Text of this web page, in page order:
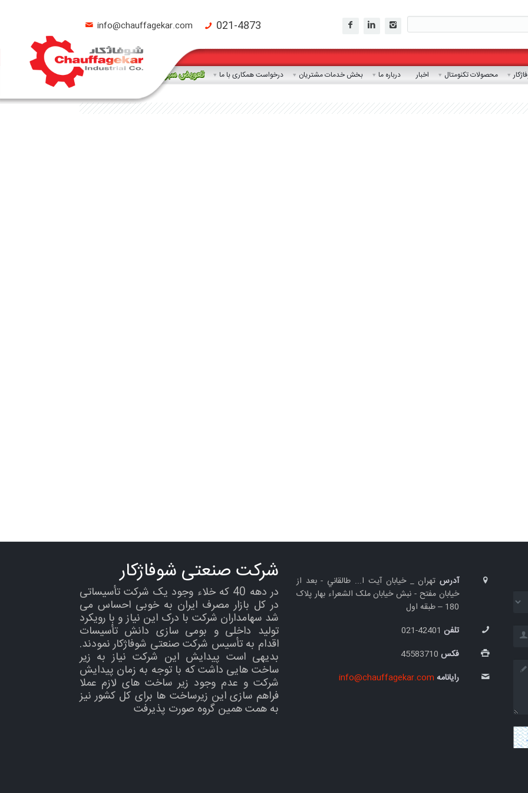
info@chauffagekar.com 021-4873
محصولات تکنومتال اخبار درباره ما بخش خدمات مشتریان درخواست همکاری با ما تعویض سبز
شرکت صنعتی شوفاژکار
در دهه 40 که خلاء وجود یک شرکت تأسیساتی
در کل بازار مصرف ایران به خوبی احساس می
شد سهامداران شرکت با درک این نیاز و با رویکرد
تولید داخلی و بومی سازی دانش تأسیسات
اقدام به تأسیس شرکت صنعتی شوفاژکار نمودند.
بدیهی است پیدایش این شرکت نیاز به زیر
ساخت هایی داشت که با توجه به زمان پیدایش
شرکت و عدم وجود زیر ساخت های لازم عملا
فراهم سازی این زیرساخت ها برای کل کشور نیز
به همت همین گروه صورت پذیرفت
آدرستهران _ خيابان آيت ا... طالقاني - بعد از
خیابان مفتح - نبش خيابان ملک الشعراء بهار پلاک
180 – طبقه اول
تلفن42401-021
فکس45583710
رایانامه info@chauffagekar.com